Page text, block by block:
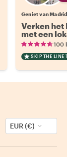
Geniet van
Verken het
met een
100
SKIP THE LINE
EUR (€)